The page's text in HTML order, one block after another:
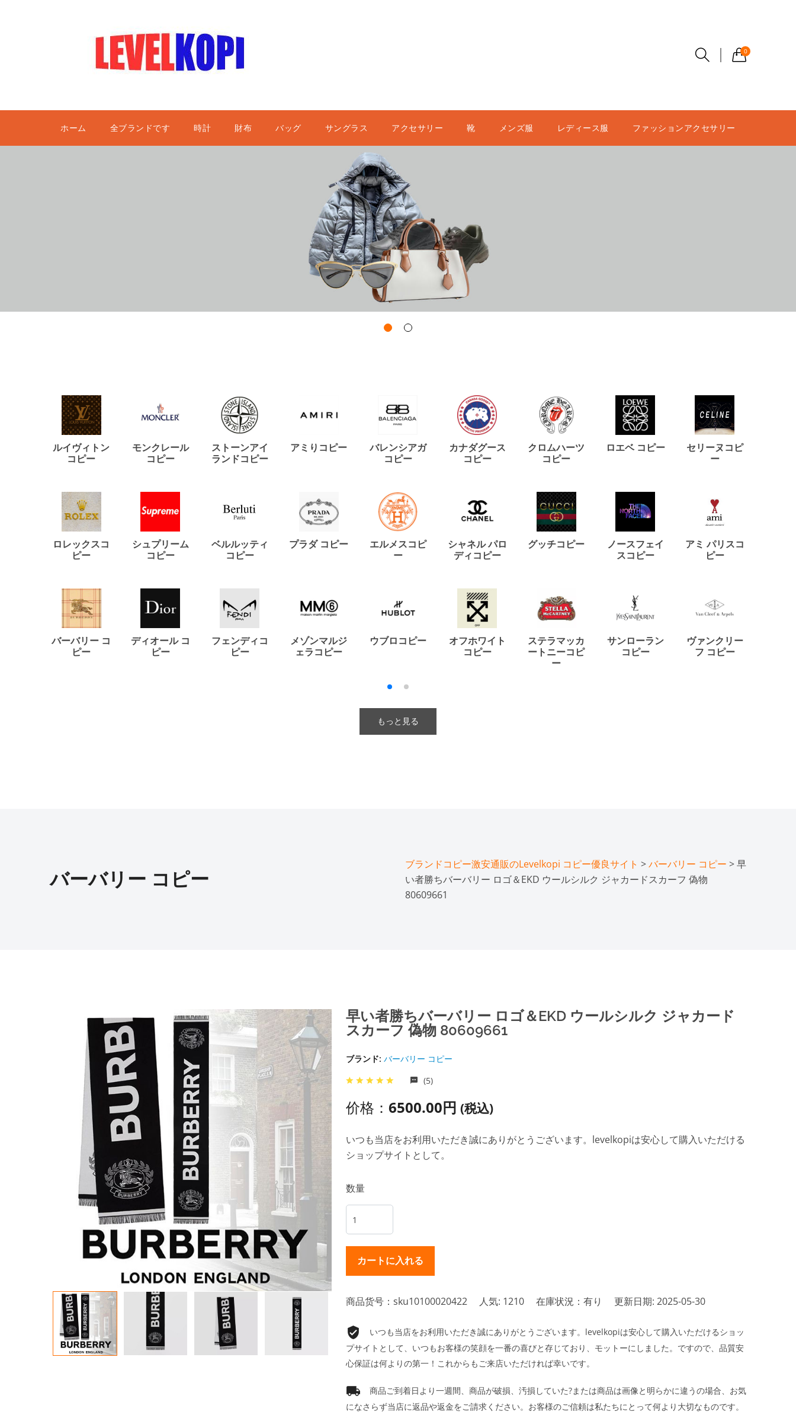
0
ホーム 全ブランドです 時計 財布 バッグ サングラス アクセサリー 靴 メンズ服 レディース服 ファッションアクセサリー
ルイヴィトン
コピー
モンクレール
コピー
ストーンアイ
ランドコピー
アミりコピー
バレンシアガ
コピー
カナダグース
コピー
クロムハーツ
コピー
ロエベ コピー
セリーヌコピ
ー
ロレックスコ
ピー
シュプリーム
コピー
ベルルッティ
コピー
プラダ コピー
エルメスコピ
ー
シャネル パロ
ディコピー
グッチコピー
ノースフェイ
スコピー
アミ パリスコ
ピー
バーバリー コ
ピー
ディオール コ
ピー
フェンディコ
ピー
メゾンマルジ
ェラコピー
ウブロコピー
オフホワイト
コピー
ステラマッカ
ートニーコピ
ー
サンローラン
コピー
ヴァンクリー
フ コピー
もっと見る
バーバリー コピー
ブランドコピー激安通販のLevelkopi コピー優良サイト >バーバリー コピー > 早
い者勝ちバーバリー ロゴ＆EKD ウールシルク ジャカードスカーフ 偽物
80609661
早い者勝ちバーバリー ロゴ＆EKD ウールシルク ジャカード
スカーフ 偽物 80609661
ブランド: バーバリー コピー
(5)
价格： 6500.00円 (税込)
いつも当店をお利用いただき誠にありがとうございます。levelkopiは安心して購入いただける
ショップサイトとして。
数量
商品货号：sku10100020422 人気: 1210 在庫状況：有り 更新日期: 2025-05-30
いつも当店をお利用いただき誠にありがとうございます。levelkopiは安心して購入いただけるショッ
プサイトとして、いつもお客様の笑顔を一番の喜びと存じており、モットーにしました。ですので、品質安
心保証は何よりの第一！これからもご来店いただければ幸いです。
商品ご到着日より一週間、商品が破損、汚損していた?または商品は画像と明らかに違うの場合、お気
になさらず当店に返品や返金をご請求ください。お客様のご信頼は私たちにとって何より大切なものです。